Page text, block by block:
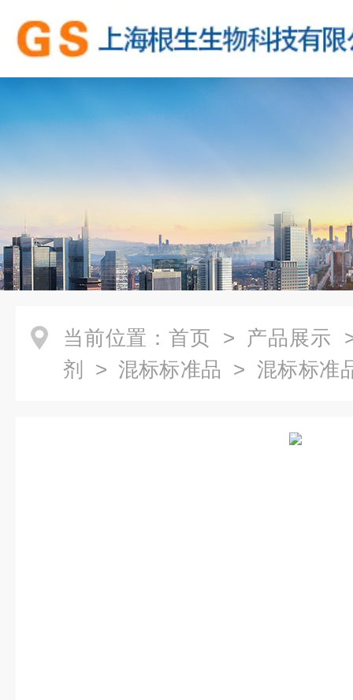
当前位置： 首页 > 产品展示
剂
> 混标标准品 > 混标标准